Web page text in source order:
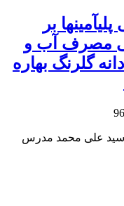
بر
مصرف آب و
گلرنگ بهاره
سید علی محمد مدرس